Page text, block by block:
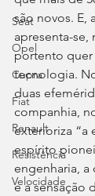
Seat
Opel
Cupra
Fiat
Renault
Resistência
Velocidade
são novos. E,
apresenta-se,
portento quer
tecnologia.
duas
companhia,
exterioriza “a
espírito
engenharia,
e a sensação